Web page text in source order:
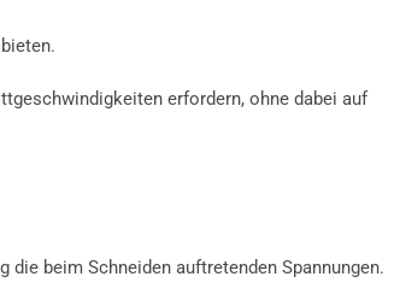
erfordern, ohne dabei auf
beim Schneiden auftretenden Spannungen.